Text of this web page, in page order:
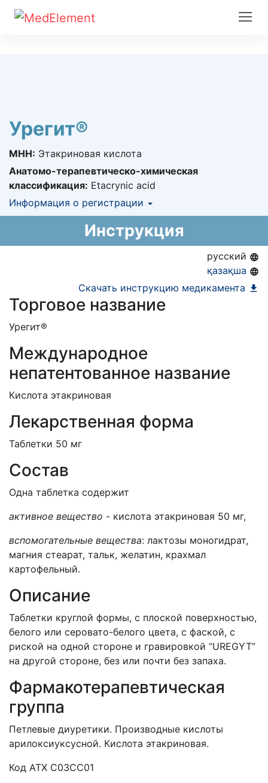
Урегит®
МНН: Этакриновая кислота
Анатомо-терапевтическо-химическая
классификация: Etacrynic acid
Информация о регистрации
Информация о регистрации в РК:02.07.2014 -
Инструкция
русский
қазақша
Скачать инструкцию медикамента
Торговое название
Урегит®
Международное
непатентованное название
Кислота этакриновая
Лекарственная форма
Таблетки 50 мг
Состав
Одна таблетка содержит
активное вещество - кислота этакриновая 50 мг,
вспомогательные вещества: лактозы моногидрат,
магния стеарат, тальк, желатин, крахмал
картофельный.
Описание
Таблетки круглой формы, с плоской поверхностью,
белого или серовато-белого цвета, с фаской, с
риской на одной стороне и гравировкой “UREGYT”
на другой стороне, без или почти без запаха.
Фармакотерапевтическая
группа
Петлевые диуретики. Производные кислоты
арилоксиуксусной. Кислота этакриновая.
Код ATХ C03CC01